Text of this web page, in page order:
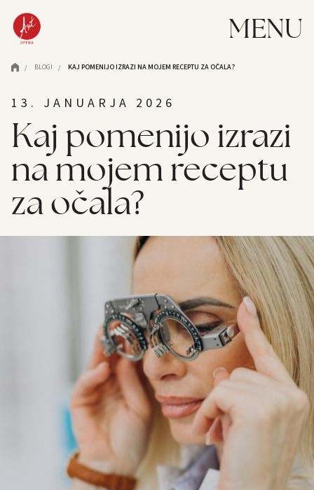
MENU
/ BLOGI / KAJ POMENIJO IZRAZI NA MOJEM RECEPTU ZA OČALA?
13. JANUARJA 2026
Kaj pomenijo izrazi
na mojem receptu
za očala?